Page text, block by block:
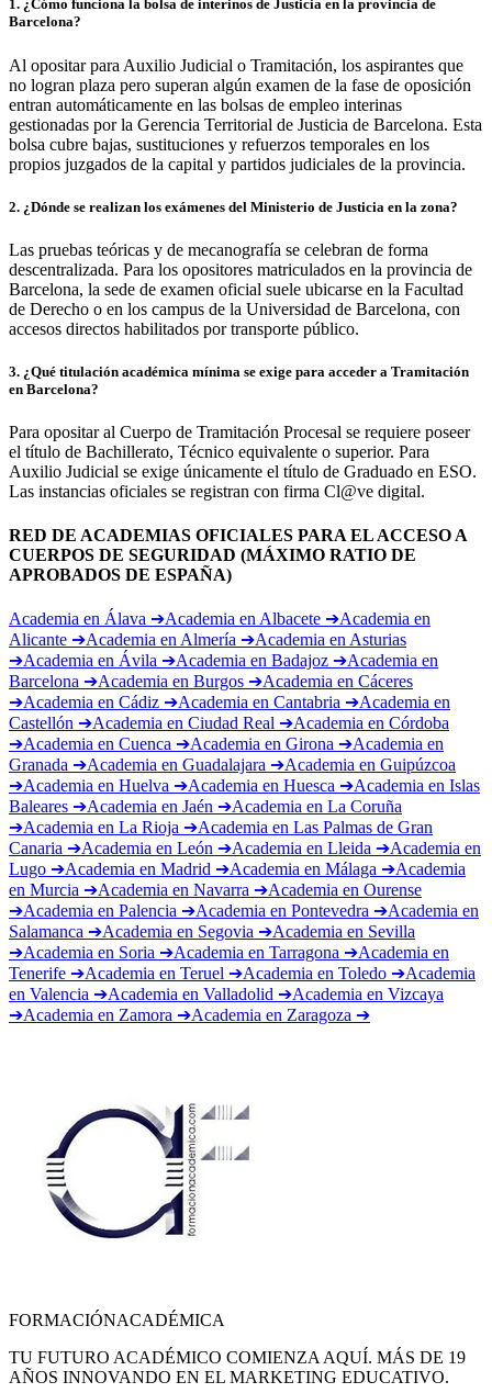
1. ¿Cómo funciona la bolsa de interinos de Justicia en la provincia de
Barcelona?
Al opositar para Auxilio Judicial o Tramitación, los aspirantes que
no logran plaza pero superan algún examen de la fase de oposición
entran automáticamente en las bolsas de empleo interinas
gestionadas por la Gerencia Territorial de Justicia de Barcelona. Esta
bolsa cubre bajas, sustituciones y refuerzos temporales en los
propios juzgados de la capital y partidos judiciales de la provincia.
2. ¿Dónde se realizan los exámenes del Ministerio de Justicia en la zona?
Las pruebas teóricas y de mecanografía se celebran de forma
descentralizada. Para los opositores matriculados en la provincia de
Barcelona, la sede de examen oficial suele ubicarse en la Facultad
de Derecho o en los campus de la Universidad de Barcelona, con
accesos directos habilitados por transporte público.
3. ¿Qué titulación académica mínima se exige para acceder a Tramitación
en Barcelona?
Para opositar al Cuerpo de Tramitación Procesal se requiere poseer
el título de Bachillerato, Técnico equivalente o superior. Para
Auxilio Judicial se exige únicamente el título de Graduado en ESO.
Las instancias oficiales se registran con firma Cl@ve digital.
RED DE ACADEMIAS OFICIALES PARA EL ACCESO A
CUERPOS DE SEGURIDAD (MÁXIMO RATIO DE
APROBADOS DE ESPAÑA)
Academia en Álava ➔Academia en Albacete ➔Academia en
Alicante ➔Academia en Almería ➔Academia en Asturias
➔Academia en Ávila ➔Academia en Badajoz ➔Academia en
Barcelona ➔Academia en Burgos ➔Academia en Cáceres
➔Academia en Cádiz ➔Academia en Cantabria ➔Academia en
Castellón ➔Academia en Ciudad Real ➔Academia en Córdoba
➔Academia en Cuenca ➔Academia en Girona ➔Academia en
Granada ➔Academia en Guadalajara ➔Academia en Guipúzcoa
➔Academia en Huelva ➔Academia en Huesca ➔Academia en Islas
Baleares ➔Academia en Jaén ➔Academia en La Coruña
➔Academia en La Rioja ➔Academia en Las Palmas de Gran
Canaria ➔Academia en León ➔Academia en Lleida ➔Academia en
Lugo ➔Academia en Madrid ➔Academia en Málaga ➔Academia
en Murcia ➔Academia en Navarra ➔Academia en Ourense
➔Academia en Palencia ➔Academia en Pontevedra ➔Academia en
Salamanca ➔Academia en Segovia ➔Academia en Sevilla
➔Academia en Soria ➔Academia en Tarragona ➔Academia en
Tenerife ➔Academia en Teruel ➔Academia en Toledo ➔Academia
en Valencia ➔Academia en Valladolid ➔Academia en Vizcaya
➔Academia en Zamora ➔Academia en Zaragoza ➔
FORMACIÓNACADÉMICA
TU FUTURO ACADÉMICO COMIENZA AQUÍ. MÁS DE 19
AÑOS INNOVANDO EN EL MARKETING EDUCATIVO.